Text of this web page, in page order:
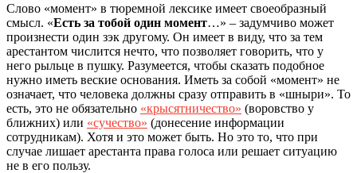
Слово «момент» в тюремной лексике имеет своеобразный
смысл. «Есть за тобой один момент…» – задумчиво может
произнести один зэк другому. Он имеет в виду, что за тем
арестантом числится нечто, что позволяет говорить, что у
него рыльце в пушку. Разумеется, чтобы сказать подобное
нужно иметь веские основания. Иметь за собой «момент» не
означает, что человека должны сразу отправить в «шныри». То
есть, это не обязательно «крысятничество» (воровство у
ближних) или «сучество» (донесение информации
сотрудникам). Хотя и это может быть. Но это то, что при
случае лишает арестанта права голоса или решает ситуацию
не в его пользу.